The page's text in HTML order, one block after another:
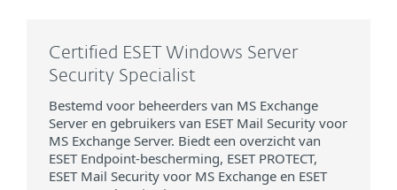
Certified ESET Windows Server
Security Specialist
Bestemd voor beheerders van MS Exchange
Server en gebruikers van ESET Mail Security voor
MS Exchange Server. Biedt een overzicht van
ESET Endpoint-bescherming, ESET PROTECT,
ESET Mail Security voor MS Exchange en ESET